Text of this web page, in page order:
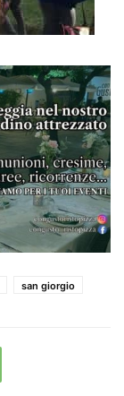
san giorgio